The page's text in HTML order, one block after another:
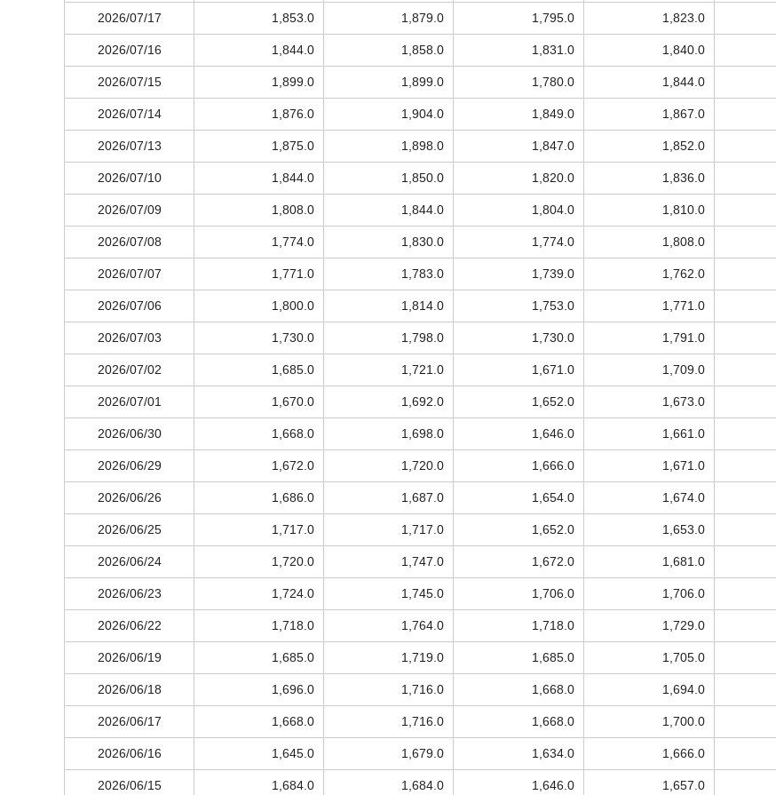
2026/07/17 1,853.0 1,879.0 1,795.0 1,823.0
2026/07/16 1,844.0 1,858.0 1,831.0 1,840.0
2026/07/15 1,899.0 1,899.0 1,780.0 1,844.0
2026/07/14 1,876.0 1,904.0 1,849.0 1,867.0
2026/07/13 1,875.0 1,898.0 1,847.0 1,852.0
2026/07/10 1,844.0 1,850.0 1,820.0 1,836.0
2026/07/09 1,808.0 1,844.0 1,804.0 1,810.0
2026/07/08 1,774.0 1,830.0 1,774.0 1,808.0
2026/07/07 1,771.0 1,783.0 1,739.0 1,762.0
2026/07/06 1,800.0 1,814.0 1,753.0 1,771.0
2026/07/03 1,730.0 1,798.0 1,730.0 1,791.0
2026/07/02 1,685.0 1,721.0 1,671.0 1,709.0
2026/07/01 1,670.0 1,692.0 1,652.0 1,673.0
2026/06/30 1,668.0 1,698.0 1,646.0 1,661.0
2026/06/29 1,672.0 1,720.0 1,666.0 1,671.0
2026/06/26 1,686.0 1,687.0 1,654.0 1,674.0
2026/06/25 1,717.0 1,717.0 1,652.0 1,653.0
2026/06/24 1,720.0 1,747.0 1,672.0 1,681.0
2026/06/23 1,724.0 1,745.0 1,706.0 1,706.0
2026/06/22 1,718.0 1,764.0 1,718.0 1,729.0
2026/06/19 1,685.0 1,719.0 1,685.0 1,705.0
2026/06/18 1,696.0 1,716.0 1,668.0 1,694.0
2026/06/17 1,668.0 1,716.0 1,668.0 1,700.0
2026/06/16 1,645.0 1,679.0 1,634.0 1,666.0
2026/06/15 1,684.0 1,684.0 1,646.0 1,657.0